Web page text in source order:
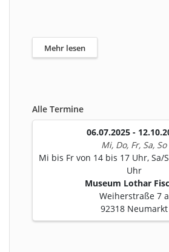
Mehr lesen
Alle Termine
06.07.2025 -
Mi, Do, Fr, Sa, So
Mi bis Fr von 14 bis 17 Uhr, Sa/
Uhr
Museum Lothar
Weiherstraße 7 a
92318 Neumarkt